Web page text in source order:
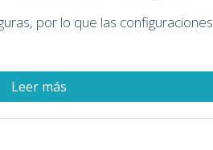
por lo que las configuraciones
Leer más